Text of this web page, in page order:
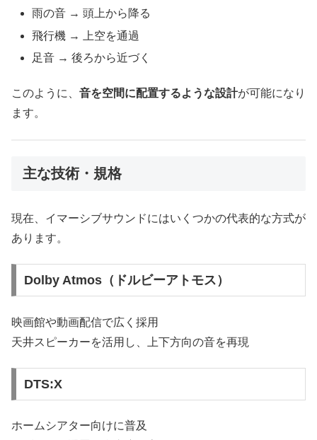
雨の音 → 頭上から降る
飛行機 → 上空を通過
足音 → 後ろから近づく
このように、 音を空間に配置するような設計が可能になり
ます。
主な技術・規格
現在、イマーシブサウンドにはいくつかの代表的な方式が
あります。
Dolby Atmos（ドルビーアトモス）
映画館や動画配信で広く採用
天井スピーカーを活用し、上下方向の音を再現
DTS:X
ホームシアター向けに普及